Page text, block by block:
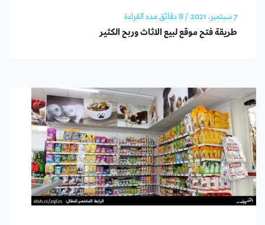
7 سبتمبر، 2021 / 8 دقائق مده القراءة
طريقة فتح موقع لبيع الاثاث وربح الكثير